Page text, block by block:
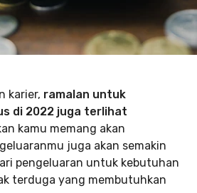
karier, ramalan untuk
di 2022 juga terlihat
kamu memang akan
juga akan semakin
pengeluaran untuk kebutuhan
terduga yang membutuhkan